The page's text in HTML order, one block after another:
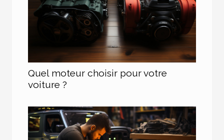
Quel moteur choisir pour votre
voiture ?